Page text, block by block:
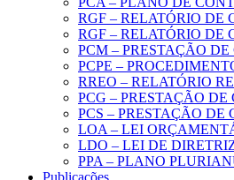
RGF – RELATÓRIO DE
RGF – RELATÓRIO DE
PCM – PRESTAÇÃO
PCPE –
RREO – RELATÓRIO
PCG – PRESTAÇÃO
PCS – PRESTAÇÃO DE
LOA – LEI
LDO – LEI DE
PPA – PLANO
Publicações